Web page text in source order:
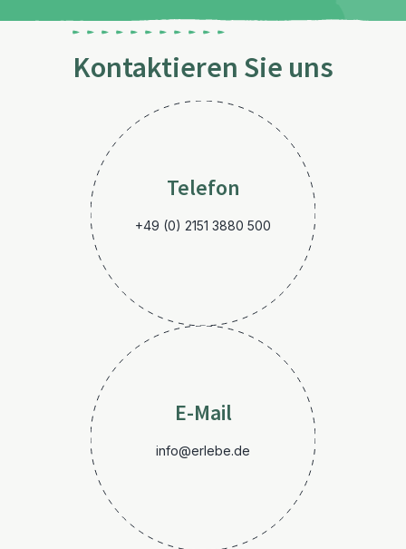
Kontaktieren Sie uns
Telefon
+49 (0) 2151 3880 500
E-Mail
info@erlebe.de